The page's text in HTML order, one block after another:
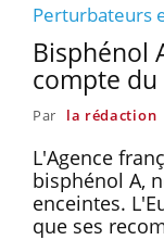
Perturbateurs
Bisphénol
compte
Par la rédaction
L'Agence
bisphénol A,
enceintes.
que ses